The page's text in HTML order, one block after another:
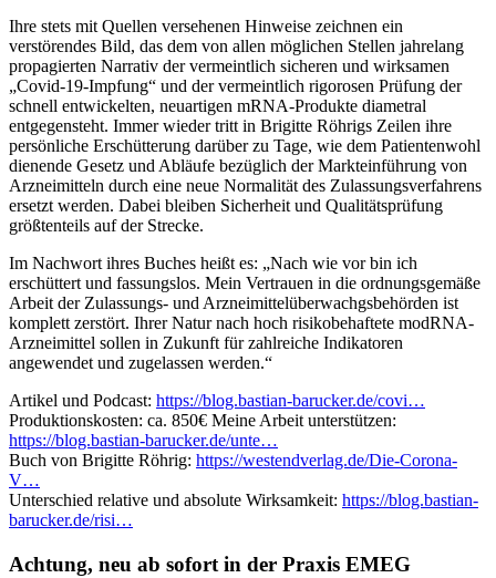
Ihre stets mit Quellen versehenen Hinweise zeichnen ein
verstörendes Bild, das dem von allen möglichen Stellen jahrelang
propagierten Narrativ der vermeintlich sicheren und wirksamen
„Covid-19-Impfung“ und der vermeintlich rigorosen Prüfung der
schnell entwickelten, neuartigen mRNA-Produkte diametral
entgegensteht. Immer wieder tritt in Brigitte Röhrigs Zeilen ihre
persönliche Erschütterung darüber zu Tage, wie dem Patientenwohl
dienende Gesetz und Abläufe bezüglich der Markteinführung von
Arzneimitteln durch eine neue Normalität des Zulassungsverfahrens
ersetzt werden. Dabei bleiben Sicherheit und Qualitätsprüfung
größtenteils auf der Strecke.
Im Nachwort ihres Buches heißt es: „Nach wie vor bin ich
erschüttert und fassungslos. Mein Vertrauen in die ordnungsgemäße
Arbeit der Zulassungs- und Arzneimittelüberwachgsbehörden ist
komplett zerstört. Ihrer Natur nach hoch risikobehaftete modRNA-
Arzneimittel sollen in Zukunft für zahlreiche Indikatoren
angewendet und zugelassen werden.“
Artikel und Podcast: https://blog.bastian-barucker.de/covi…
Produktionskosten: ca. 850€ Meine Arbeit unterstützen:
https://blog.bastian-barucker.de/unte…
Buch von Brigitte Röhrig: https://westendverlag.de/Die-Corona-
V…
Unterschied relative und absolute Wirksamkeit: https://blog.bastian-
barucker.de/risi…
Achtung, neu ab sofort in der Praxis EMEG